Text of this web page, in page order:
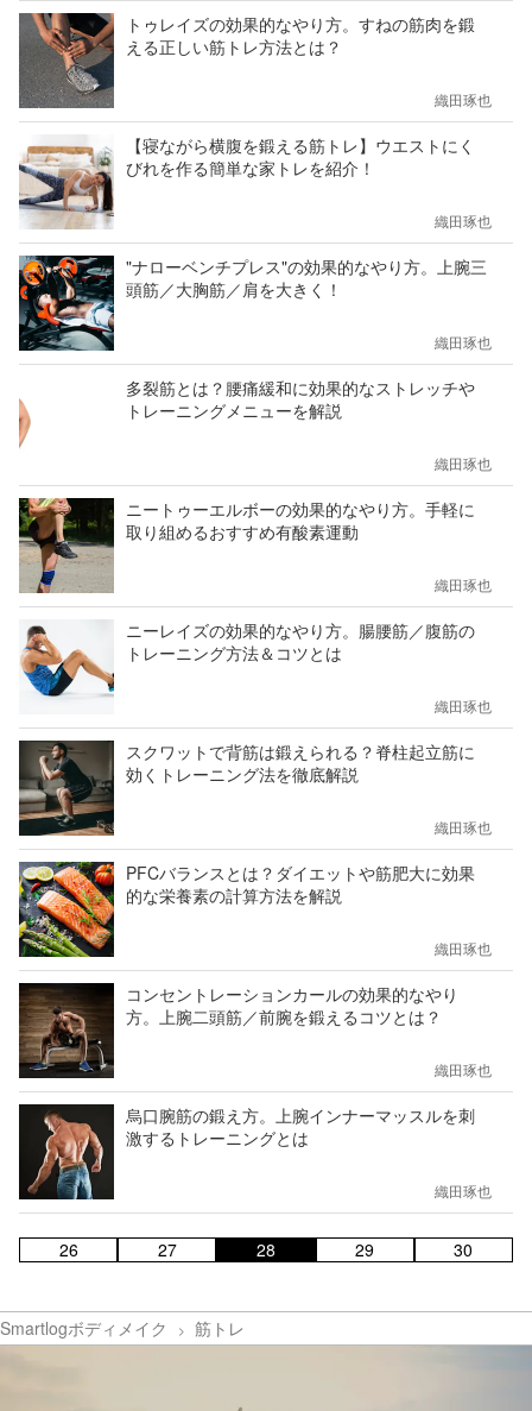
トゥレイズの効果的なやり方。すねの筋肉を鍛
える正しい筋トレ方法とは？
織田琢也
【寝ながら横腹を鍛える筋トレ】ウエストにく
びれを作る簡単な家トレを紹介！
織田琢也
"ナローベンチプレス"の効果的なやり方。上腕三
頭筋／大胸筋／肩を大きく！
織田琢也
多裂筋とは？腰痛緩和に効果的なストレッチや
トレーニングメニューを解説
織田琢也
ニートゥーエルボーの効果的なやり方。手軽に
取り組めるおすすめ有酸素運動
織田琢也
ニーレイズの効果的なやり方。腸腰筋／腹筋の
トレーニング方法＆コツとは
織田琢也
スクワットで背筋は鍛えられる？脊柱起立筋に
効くトレーニング法を徹底解説
織田琢也
PFCバランスとは？ダイエットや筋肥大に効果
的な栄養素の計算方法を解説
織田琢也
コンセントレーションカールの効果的なやり
方。上腕二頭筋／前腕を鍛えるコツとは？
織田琢也
烏口腕筋の鍛え方。上腕インナーマッスルを刺
激するトレーニングとは
織田琢也
26 27 28 29 30
Smartlogボディメイク 筋トレ